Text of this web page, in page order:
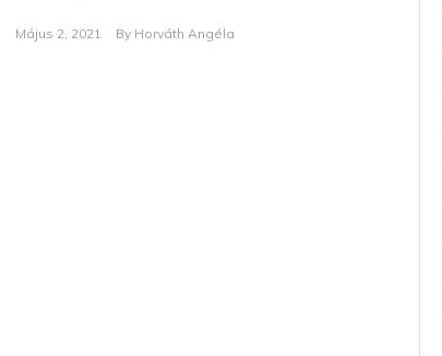
Május 2, 2021 By Horváth Angéla